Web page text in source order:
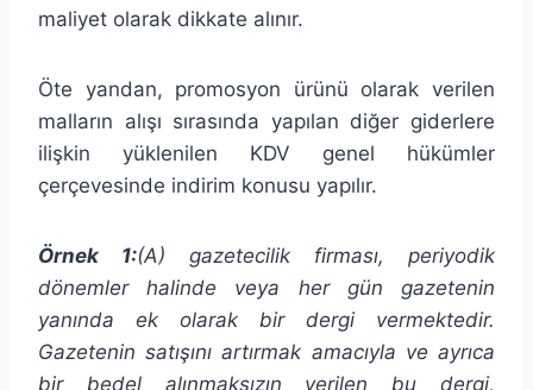
maliyet olarak dikkate alınır.
Öte yandan, promosyon ürünü olarak verilen
malların alışı sırasında yapılan diğer giderlere
ilişkin yüklenilen KDV genel hükümler
çerçevesinde indirim konusu yapılır.
Örnek 1:(A) gazetecilik firması, periyodik
dönemler halinde veya her gün gazetenin
yanında ek olarak bir dergi vermektedir.
Gazetenin satışını artırmak amacıyla ve ayrıca
bir bedel alınmaksızın verilen bu dergi,